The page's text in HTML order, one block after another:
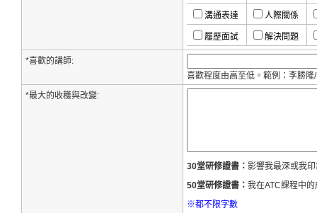
溝通表達 人際關係
履歷面試 解決問題
*喜歡的講師:
喜歡程度由高至低。範例：李勝隆
*最大的收穫與改變:
30堂研修證書： 影響我最深或我
50堂研修證書： 我在ATC課程中
※都不限字數